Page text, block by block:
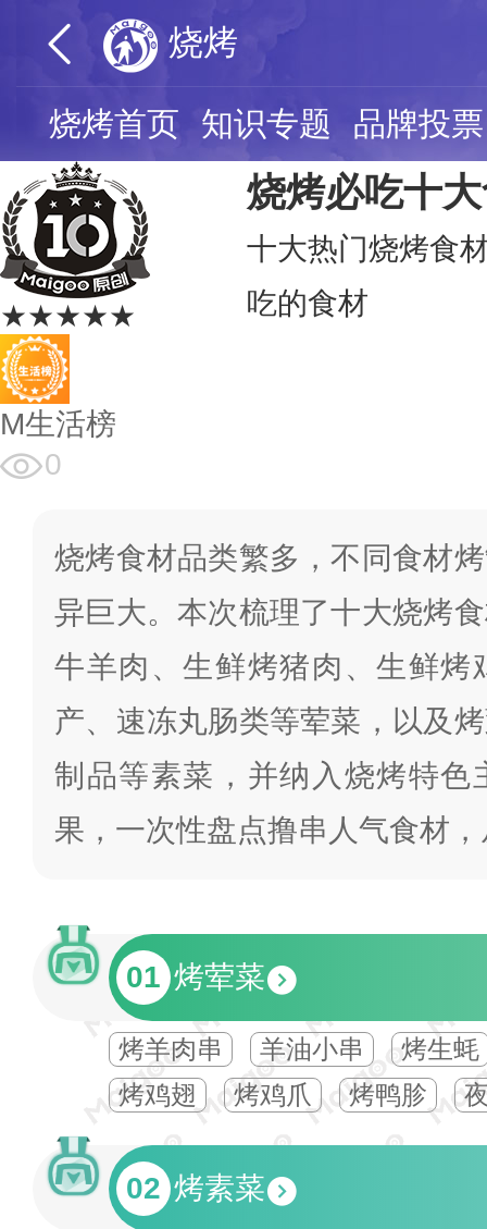
烧烤
烧烤首页 知识专题 品牌投票
★★★★★
烧烤必吃十
十大热门烧烤食
吃的食材
M生活榜
0
烧烤食材品类繁多，不同食材
异巨大。本次梳理了十大烧烤
牛羊肉、生鲜烤猪肉、生鲜烤
产、速冻丸肠类等荤菜，以及
制品等素菜，并纳入烧烤特色
果，一次性盘点撸串人气食材
01 烤荤菜
烤羊肉串 羊油小串
烤生蚝
烤鸡翅
烤鸡爪 烤鸭胗
02 烤素菜